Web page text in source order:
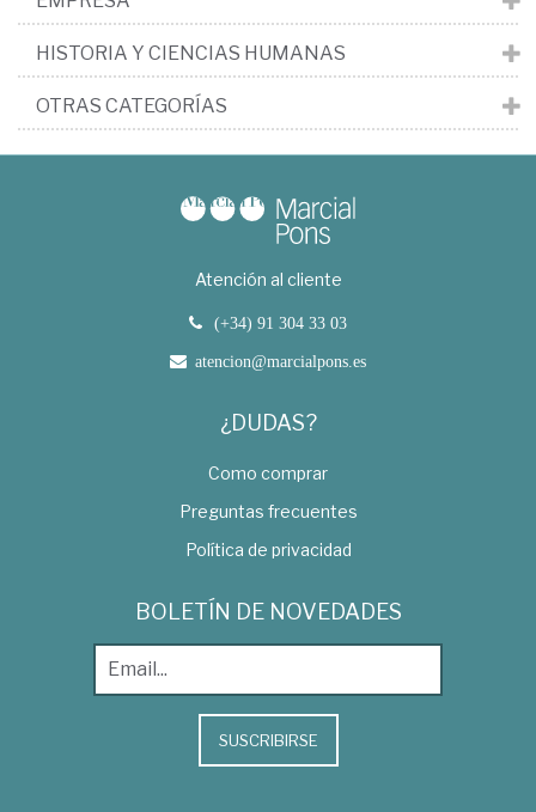
HISTORIA Y CIENCIAS HUMANAS
OTRAS CATEGORÍAS
Atención al cliente
(+34) 91 304 33 03
atencion@marcialpons.es
¿DUDAS?
Como comprar
Preguntas frecuentes
Política de privacidad
BOLETÍN DE NOVEDADES
SUSCRIBIRSE